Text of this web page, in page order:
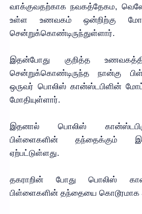
வாக்குவதற்காக நவகத்தேகம,
உள்ள உணவகம் ஒன்றிற்கு
சென்றுக்கொண்டிருந்துள்ளார்.
இதன்போது குறித்த
சென்றுக்கொண்டிருந்த நான்கு
ஒருவர் பொலிஸ் கான்ஸ்டபிளின்
மோதியுள்ளார்.
இதனால் பொலிஸ்
பிள்ளைகளின் தந்தைக்கும்
ஏற்பட்டுள்ளது.
தகராறின் போது பொலிஸ்
பிள்ளைகளின் தந்தையை கொடூரமாக